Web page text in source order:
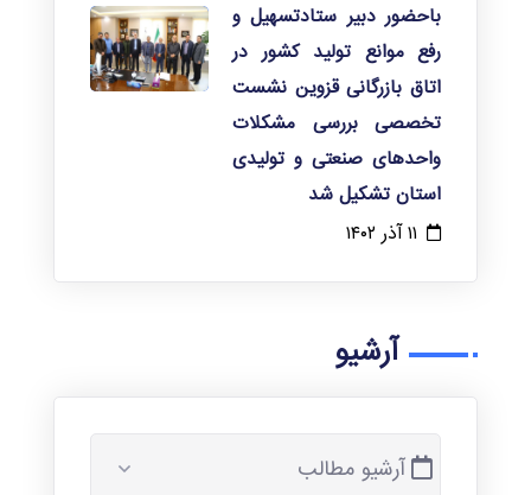
باحضور دبیر ستادتسهیل و
رفع موانع تولید کشور در
اتاق بازرگانی قزوین نشست
تخصصی بررسی مشکلات
واحدهای صنعتی و تولیدی
استان تشکیل شد
۱۱ آذر ۱۴۰۲
آرشیو
آرشیو مطالب